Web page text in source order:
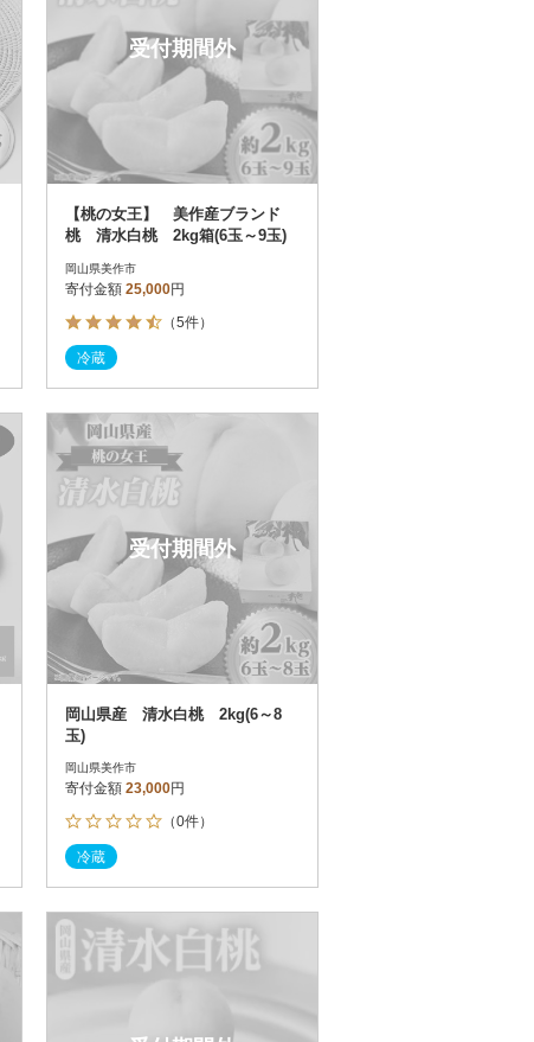
受付期間外
【桃の女王】 美作産ブランド
桃 清水白桃 2kg箱(6玉～9玉)
岡山県美作市
寄付金額 25,000円
（5件）
冷蔵
受付期間外
岡山県産 清水白桃 2kg(6～8
玉)
岡山県美作市
寄付金額 23,000円
（0件）
冷蔵